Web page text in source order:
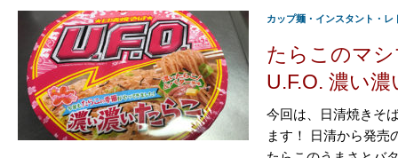
カップ麺・インスタント・レ
たらこのマ
U.F.O. 濃い
今回は、日清焼きそ
ます！ 日清から発売